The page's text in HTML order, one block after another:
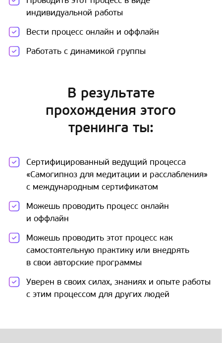
индивидуальной работы
Вести процесс онлайн и оффлайн
Работать с динамикой группы
В результате
прохождения этого
тренинга ты:
Сертифицированный ведущий процесса
«Самогипноз для медитации и расслабления»
с международным сертификатом
Можешь проводить процесс онлайн
и оффлайн
Можешь проводить этот процесс как
самостоятельную практику или внедрять
в свои авторские программы
Уверен в своих силах, знаниях и опыте работы
с этим процессом для других людей